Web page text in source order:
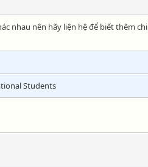
nhau nên hãy liện hệ để biết thêm chi
Students